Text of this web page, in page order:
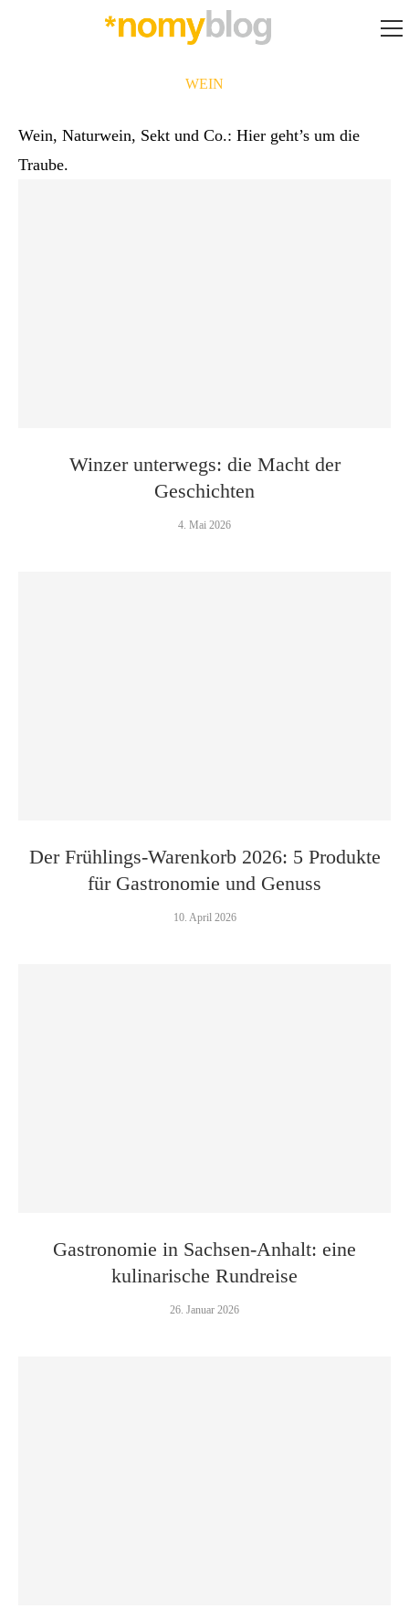
WEIN
Wein, Naturwein, Sekt und Co.: Hier geht’s um die
Traube.
Winzer unterwegs: die Macht der
Geschichten
4. Mai 2026
Der Frühlings-Warenkorb 2026: 5 Produkte
für Gastronomie und Genuss
10. April 2026
Gastronomie in Sachsen-Anhalt: eine
kulinarische Rundreise
26. Januar 2026